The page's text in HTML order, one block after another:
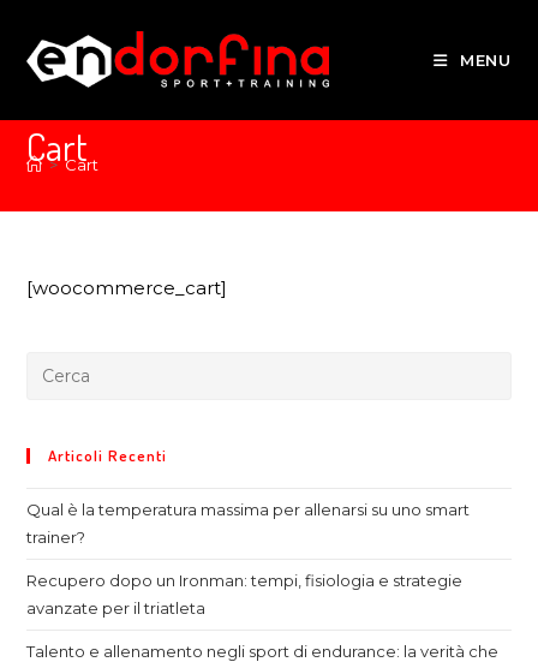
MENU
Cart
> Cart
[woocommerce_cart]
Articoli Recenti
Qual è la temperatura massima per allenarsi su uno smart
trainer?
Recupero dopo un Ironman: tempi, fisiologia e strategie
avanzate per il triatleta
Talento e allenamento negli sport di endurance: la verità che